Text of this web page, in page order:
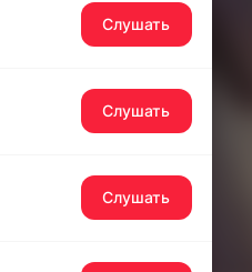
Слушать
Слушать
Слушать